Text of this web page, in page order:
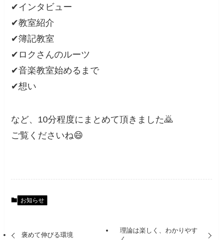
✔インタビュー
✔教室紹介
✔簿記教室
✔ロクさんのルーツ
✔音楽教室始めるまで
✔想い
など、10分程度にまとめて頂きました🙇
ご覧くださいね😄
お知らせ
褒めて伸びる環境
理論は楽しく、わかりやす